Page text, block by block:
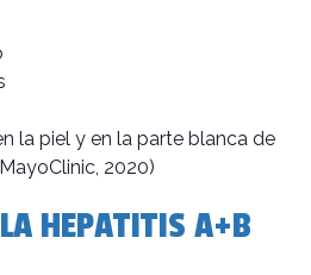
la piel y en la parte blanca de
2020)
HEPATITIS A+B